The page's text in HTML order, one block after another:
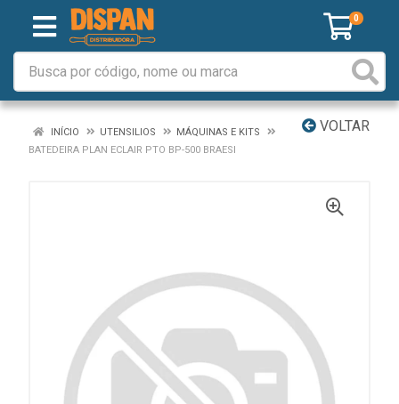
0
VOLTAR
INÍCIO UTENSILIOS
MÁQUINAS E KITS
BATEDEIRA PLAN ECLAIR PTO BP-500 BRAESI